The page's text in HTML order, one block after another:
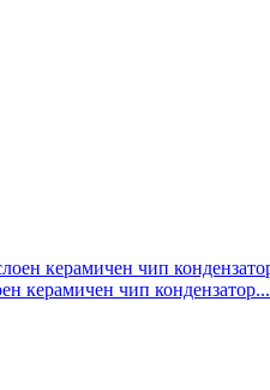
керамичен чип кондензатор...